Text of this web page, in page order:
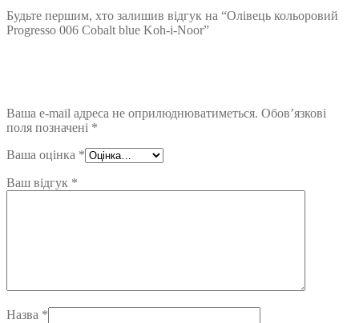
Будьте першим, хто залишив відгук на “Олівець кольоровий
Progresso 006 Cobalt blue Koh-i-Noor”
Ваша e-mail адреса не оприлюднюватиметься. Обов’язкові
поля позначені *
Ваша оцінка *
Ваш відгук *
Назва *